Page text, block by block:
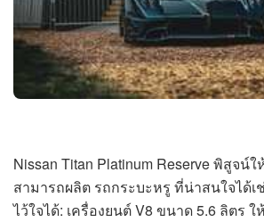
Nissan Titan Platinum Reserve พิสูจน์ใ
สามารถผลิต รถกระบะหรู ที่น่าสนใจได้
ไว้ใจได้: เครื่องยนต์ V8 ขนาด 5.6 ลิตร ใ